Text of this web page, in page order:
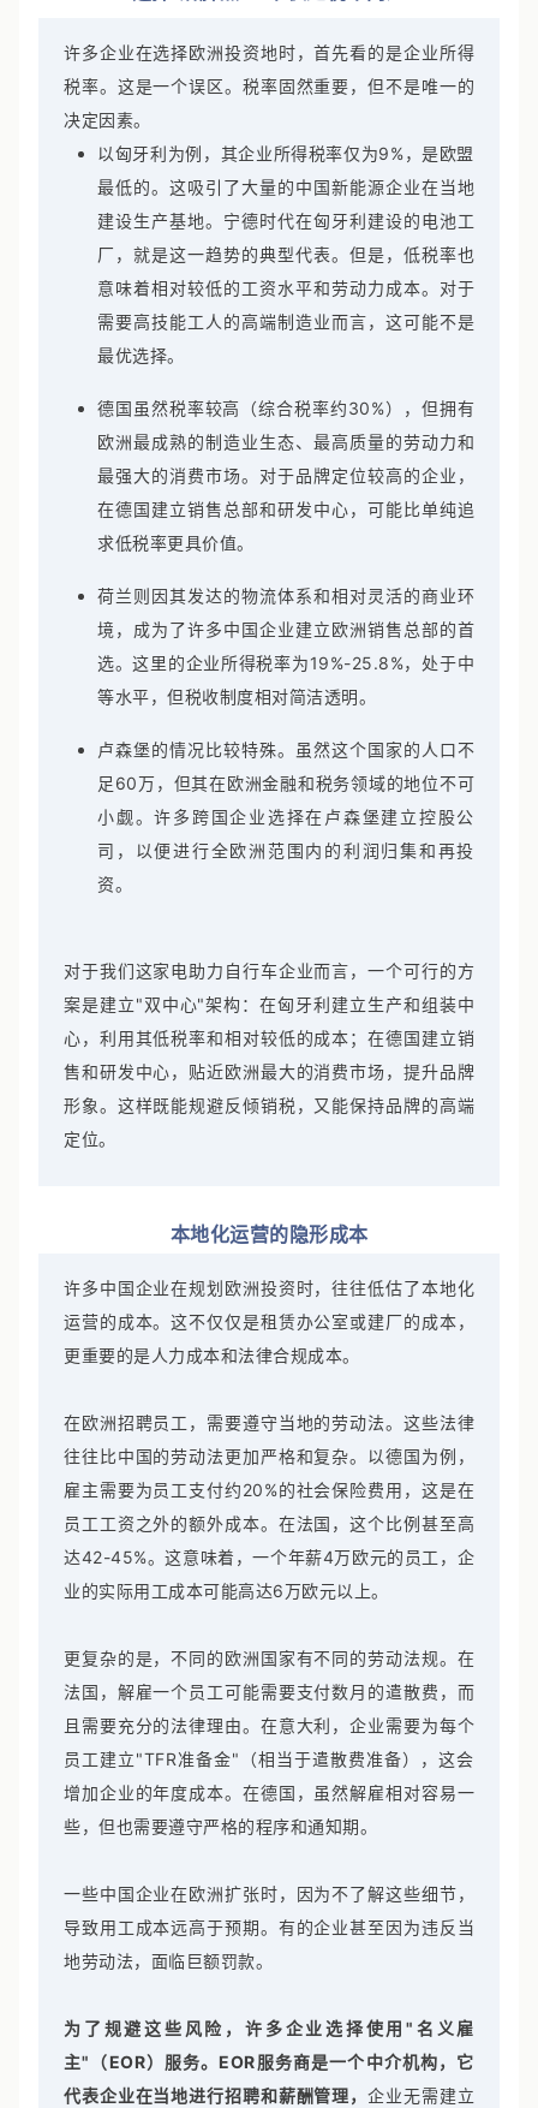
许多企业在选择欧洲投资地时，首先看的是企业所得
税率。这是一个误区。税率固然重要，但不是唯一的
决定因素。
以匈牙利为例，其企业所得税率仅为9%，是欧盟
最低的。这吸引了大量的中国新能源企业在当地
建设生产基地。宁德时代在匈牙利建设的电池工
厂，就是这一趋势的典型代表。但是，低税率也
意味着相对较低的工资水平和劳动力成本。对于
需要高技能工人的高端制造业而言，这可能不是
德国虽然税率较高（综合税率约30%），但拥有
欧洲最成熟的制造业生态、最高质量的劳动力和
最强大的消费市场。对于品牌定位较高的企业，
在德国建立销售总部和研发中心，可能比单纯追
荷兰则因其发达的物流体系和相对灵活的商业环
境，成为了许多中国企业建立欧洲销售总部的首
选。这里的企业所得税率为19%-25.8%，处于中
卢森堡的情况比较特殊。虽然这个国家的人口不
足60万，但其在欧洲金融和税务领域的地位不可
小觑。许多跨国企业选择在卢森堡建立控股公
司，以便进行全欧洲范围内的利润归集和再投
对于我们这家电助力自行车企业而言，一个可行的方
案是建立"双中心"架构：在匈牙利建立生产和组装中
心，利用其低税率和相对较低的成本；在德国建立销
售和研发中心，贴近欧洲最大的消费市场，提升品牌
形象。这样既能规避反倾销税，又能保持品牌的高端
许多中国企业在规划欧洲投资时，往往低估了本地化
运营的成本。这不仅仅是租赁办公室或建厂的成本，
在欧洲招聘员工，需要遵守当地的劳动法。这些法律
往往比中国的劳动法更加严格和复杂。以德国为例，
雇主需要为员工支付约20%的社会保险费用，这是在
员工工资之外的额外成本。在法国，这个比例甚至高
达42-45%。这意味着，一个年薪4万欧元的员工，企
更复杂的是，不同的欧洲国家有不同的劳动法规。在
法国，解雇一个员工可能需要支付数月的遣散费，而
且需要充分的法律理由。在意大利，企业需要为每个
员工建立"TFR准备金"（相当于遣散费准备），这会
增加企业的年度成本。在德国，虽然解雇相对容易一
一些中国企业在欧洲扩张时，因为不了解这些细节，
导致用工成本远高于预期。有的企业甚至因为违反当
为了规避这些风险，许多企业选择使用"名义雇
主"（EOR）服务。EOR服务商是一个中介机构，它